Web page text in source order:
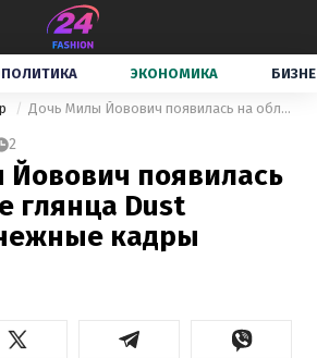
ЭКОНОМИКА
Дочь Милы Йовович появилась на обложке глянца Dust Magazine: нежные кадры
2
появилась
глянца Dust
кадры